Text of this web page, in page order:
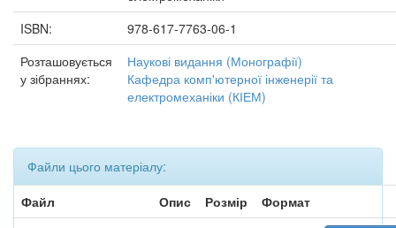
ISBN:
978-617-7763-06-1
Розташовується
у зібраннях:
Наукові видання (Монографії)
Кафедра комп'ютерної інженерії та
електромеханіки (КІЕМ)
Файли цього матеріалу:
Файл
Опис Розмір
Формат